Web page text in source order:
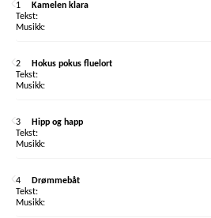
1 Kamelen klara
2 Hokus pokus fluelort
3 Hipp og happ
4 Drømmebåt